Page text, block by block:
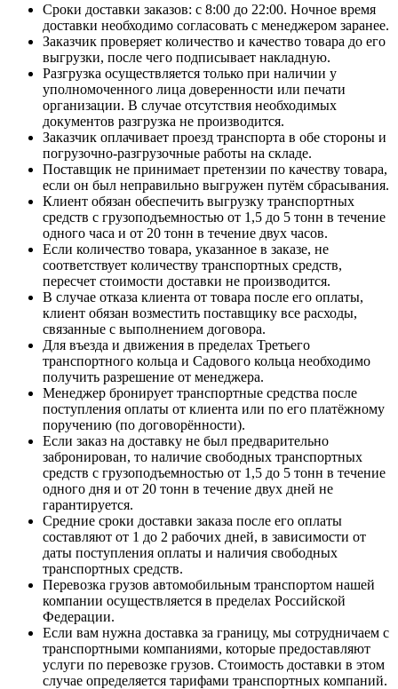
Сроки доставки заказов: с 8:00 до 22:00. Ночное время
доставки необходимо согласовать с менеджером заранее.
Заказчик проверяет количество и качество товара до его
выгрузки, после чего подписывает накладную.
Разгрузка осуществляется только при наличии у
уполномоченного лица доверенности или печати
организации. В случае отсутствия необходимых
документов разгрузка не производится.
Заказчик оплачивает проезд транспорта в обе стороны и
погрузочно-разгрузочные работы на складе.
Поставщик не принимает претензии по качеству товара,
если он был неправильно выгружен путём сбрасывания.
Клиент обязан обеспечить выгрузку транспортных
средств с грузоподъемностью от 1,5 до 5 тонн в течение
одного часа и от 20 тонн в течение двух часов.
Если количество товара, указанное в заказе, не
соответствует количеству транспортных средств,
пересчет стоимости доставки не производится.
В случае отказа клиента от товара после его оплаты,
клиент обязан возместить поставщику все расходы,
связанные с выполнением договора.
Для въезда и движения в пределах Третьего
транспортного кольца и Садового кольца необходимо
получить разрешение от менеджера.
Менеджер бронирует транспортные средства после
поступления оплаты от клиента или по его платёжному
поручению (по договорённости).
Если заказ на доставку не был предварительно
забронирован, то наличие свободных транспортных
средств с грузоподъемностью от 1,5 до 5 тонн в течение
одного дня и от 20 тонн в течение двух дней не
гарантируется.
Средние сроки доставки заказа после его оплаты
составляют от 1 до 2 рабочих дней, в зависимости от
даты поступления оплаты и наличия свободных
транспортных средств.
Перевозка грузов автомобильным транспортом нашей
компании осуществляется в пределах Российской
Федерации.
Если вам нужна доставка за границу, мы сотрудничаем с
транспортными компаниями, которые предоставляют
услуги по перевозке грузов. Стоимость доставки в этом
случае определяется тарифами транспортных компаний.